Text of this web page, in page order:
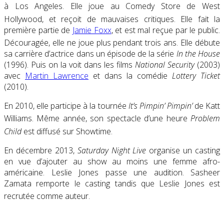
à Los Angeles. Elle joue au Comedy Store de West
Hollywood, et reçoit de mauvaises critiques. Elle fait la
première partie de Jamie Foxx, et est mal reçue par le public.
Découragée, elle ne joue plus pendant trois ans. Elle débute
sa carrière d’actrice dans un épisode de la série In the House
(1996). Puis on la voit dans les films National Security(2003)
avec Martin Lawrence et dans la comédie Lottery Ticket
(2010).
En 2010, elle participe à la tournée It’s Pimpin’ Pimpin’de Katt
Williams. Même année, son spectacle d’une heure Problem
Childest diffusé sur Showtime.
En décembre 2013, Saturday Night Live organise un casting
en vue d’ajouter au show au moins une femme afro-
américaine. Leslie Jones passe une audition. Sasheer
Zamata remporte le casting tandis que Leslie Jones est
recrutée comme auteur.